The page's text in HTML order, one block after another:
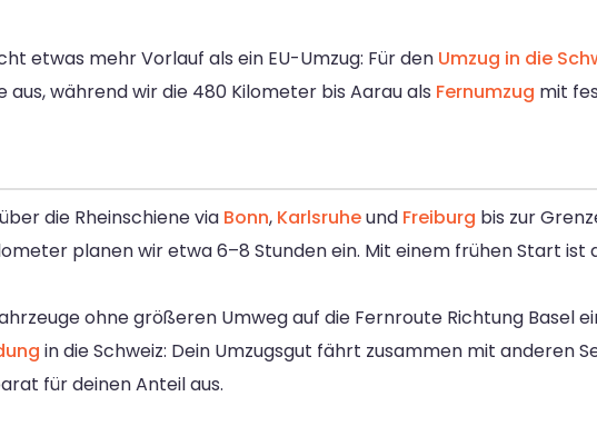
etwas mehr Vorlauf als ein EU-Umzug: Für den Umzug in die
während wir die 480 Kilometer bis Aarau als Fernumzug mit
die Rheinschiene via Bonn, Karlsruheund Freiburg bis zur
planen wir etwa 6–8 Stunden ein. Mit einem frühen Start ist
ohne größeren Umweg auf die Fernroute Richtung Basel
in die Schweiz: Dein Umzugsgut fährt zusammen mit anderen
für deinen Anteil aus.